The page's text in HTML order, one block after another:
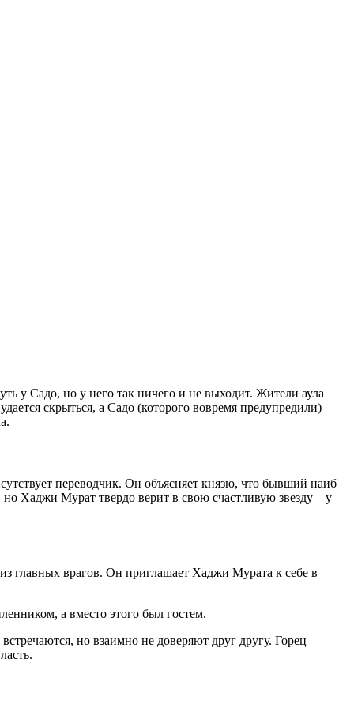
у Садо, но у него так ничего и не выходит. Жители аула
скрыться, а Садо (которого вовремя предупредили)
переводчик. Он объясняет князю, что бывший наиб
Хаджи Мурат твердо верит в свою счастливую звезду – у
главных врагов. Он приглашает Хаджи Мурата к себе в
а вместо этого был гостем.
но взаимно не доверяют друг другу. Горец